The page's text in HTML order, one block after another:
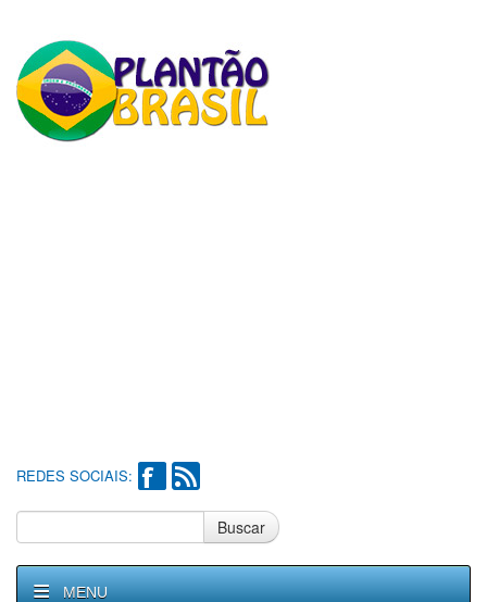
REDES SOCIAIS:
Buscar
MENU